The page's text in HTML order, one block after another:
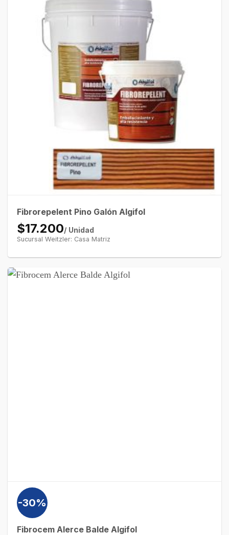
Fibrorepelent Pino Galón Algifol
$17.200/ Unidad
Sucursal Weitzler: Casa Matriz
-30%
Fibrocem Alerce Balde Algifol